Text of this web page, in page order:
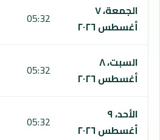
الجمعة، ٧
أغسطس ٢٠٢٦
05:32
السبت، ٨
أغسطس ٢٠٢٦
05:32
الأحد، ٩
أغسطس ٢٠٢٦
05:32